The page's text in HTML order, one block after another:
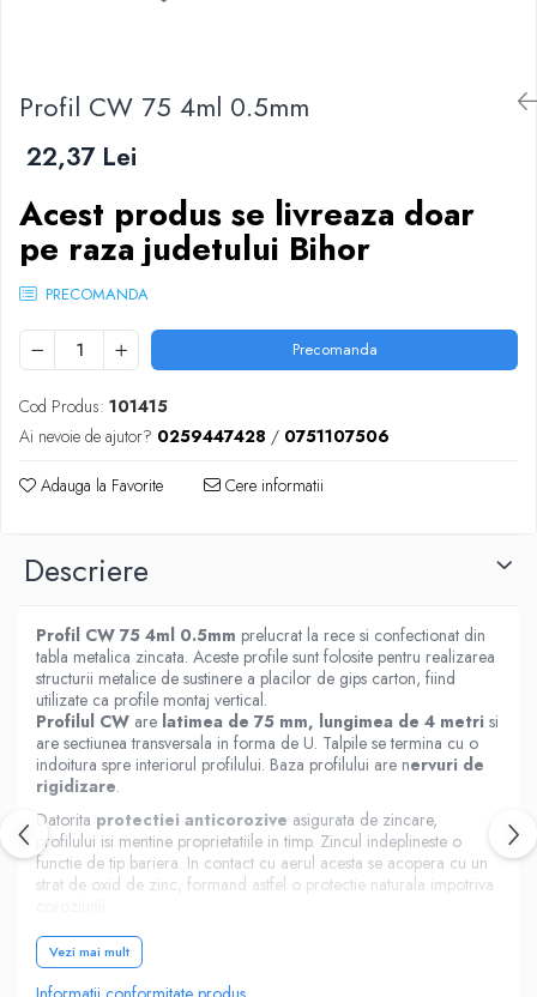
Plasă gard
Stâlpi și cleme
Sisteme cofraje
Șpacluri și mixere
Trafaleți
Pensule
Profil CW 75 4ml 0.5mm
22,37 Lei
Acest produs se livreaza doar
pe raza judetului Bihor
PRECOMANDA
Precomanda
Cod Produs: 101415
Ai nevoie de ajutor? 0259447428 / 0751107506
Adauga la Favorite Cere informatii
Descriere
Profil CW 75 4ml 0.5mm prelucrat la rece si confectionat din
tabla metalica zincata. Aceste profile sunt folosite pentru realizarea
structurii metalice de sustinere a placilor de gips carton, fiind
utilizate ca profile montaj vertical.
Profilul CW are latimea de 75 mm, lungimea de 4 metri si
are sectiunea transversala in forma de U. Talpile se termina cu o
indoitura spre interiorul profilului. Baza profilului are nervuri de
rigidizare.
Datorita protectiei anticorozive asigurata de zincare,
profilului isi mentine proprietatiile in timp. Zincul indeplineste o
functie de tip bariera. In contact cu aerul acesta se acopera cu un
strat de oxid de zinc, formand astfel o protectie naturala impotriva
In lucrarile de montare a peretilor si placarilor realizate din placi
de gips-carton pe schelet de sustinere, profilele CW se asambleaza
fara dificultati particulare.
Vezi mai mult